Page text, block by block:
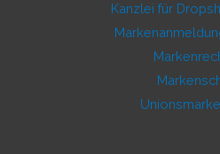
Kanzlei für